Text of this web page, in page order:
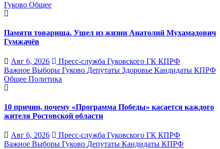
Гуково Общее
Памяти товарища. Ушел из жизни Анатолий Мухамадович
Гумжачёв
Авг 6, 2026
Пресс-служба Гуковского ГК КПРФ
Важное Выборы Гуково Депутаты Здоровье Кандидаты КПРФ
Общее Политика
10 причин, почему «Программа Победы» касается каждого
жителя Ростовской области
Авг 6, 2026
Пресс-служба Гуковского ГК КПРФ
Важное Выборы Гуково Депутаты Кандидаты КПРФ